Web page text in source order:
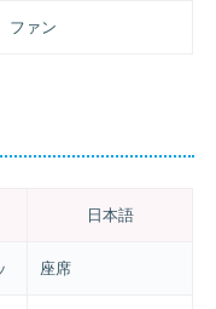
ファン
日本語
座席